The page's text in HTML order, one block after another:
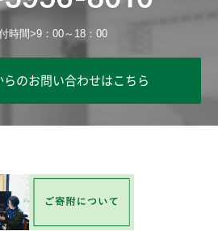
時間>9：00～18：00
らのお問い合わせはこちら